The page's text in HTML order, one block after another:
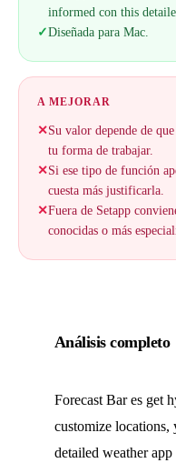
informed con this
✓Diseñada para Mac.
A MEJORAR
✕Su valor depende de
tu forma de trabajar.
✕Si ese tipo de función
cuesta más justificarla.
✕Fuera de Setapp
conocidas o más
Análisis completo
Forecast Bar es get
customize locations,
detailed weather app